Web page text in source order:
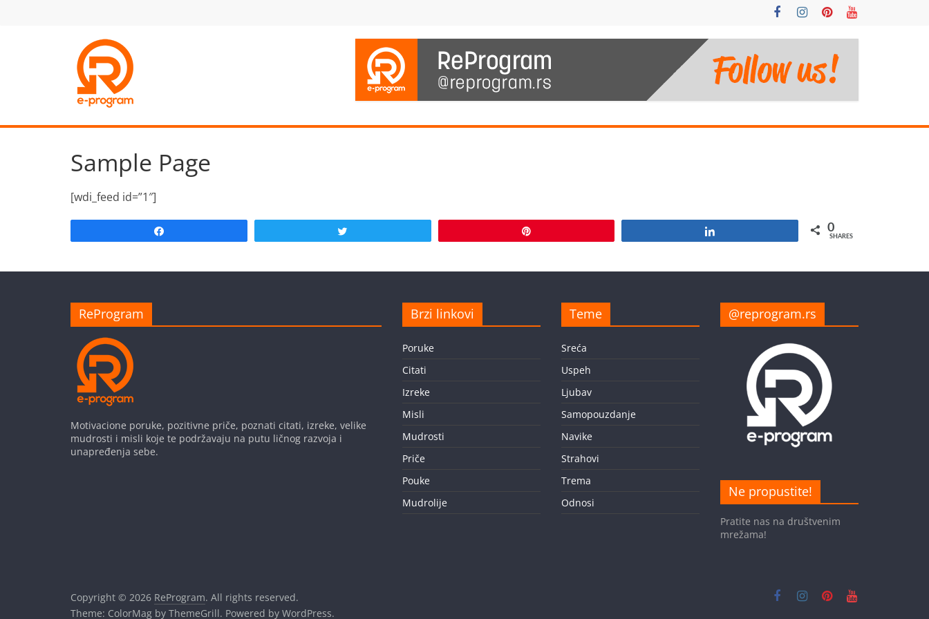
ReProgram
podrška
Sample Page
[wdi_feed id=”1″]
0
SHARES
ReProgram
Motivacione poruke, pozitivne priče, poznati citati, izreke, velike
mudrosti i misli koje te podržavaju na putu ličnog razvoja i
unapređenja sebe.
Brzi linkovi
Poruke
Citati
Izreke
Misli
Mudrosti
Priče
Pouke
Mudrolije
Teme
Sreća
Uspeh
Ljubav
Samopouzdanje
Navike
Strahovi
Trema
Odnosi
@reprogram.rs
Ne propustite!
Pratite nas na društvenim
mrežama!
Copyright © 2026 ReProgram. All rights reserved.
Theme: ColorMag by ThemeGrill. Powered by WordPress.